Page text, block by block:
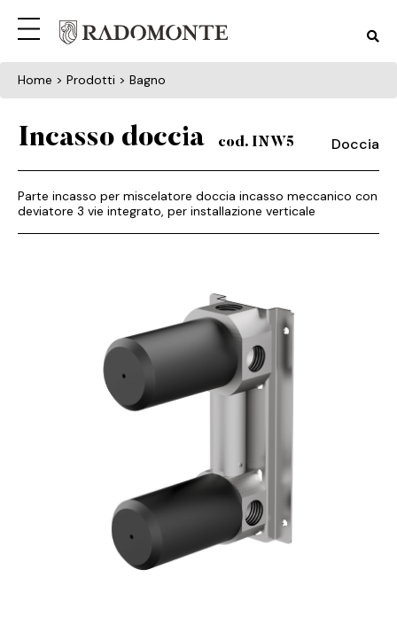
Home > Prodotti > Bagno
Incasso doccia cod. INW5 Doccia
Parte incasso per miscelatore doccia incasso meccanico con
deviatore 3 vie integrato, per installazione verticale